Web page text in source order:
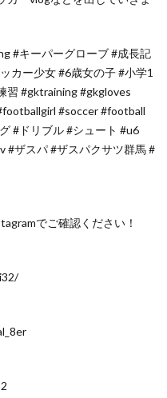
#キーパーグローブ #成長記
カー少女 #6歳女の子 #小学1
習 #gktraining #gkgloves
#soccer #football
#ドリブル #シュート #u6
#ザスパ #ザスパクサツ群馬 #
でご確認ください！